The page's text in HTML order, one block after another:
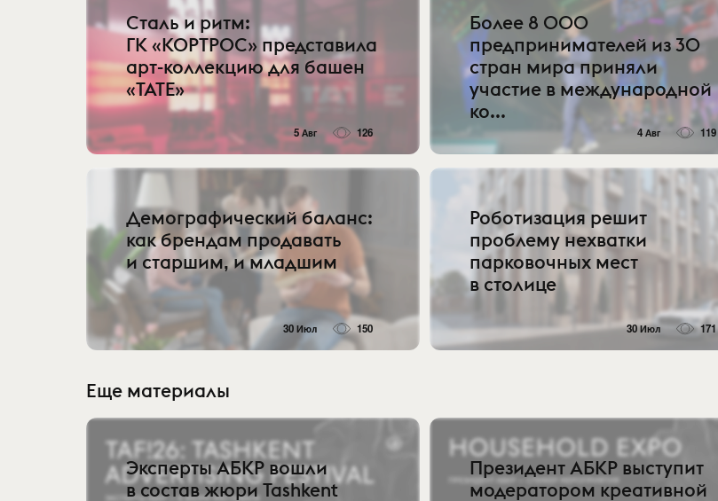
Сталь и ритм:
ГК «КОРТРОС» представила
арт-коллекцию для башен
«TATE»
5 Авг 126
Более 8 000
предпринимателей из 30
стран мира приняли
участие в международной
ко...
4 Авг 119
Демографический баланс:
как брендам продавать
и старшим, и младшим
30 Июл 150
Роботизация решит
проблему нехватки
парковочных мест
в столице
30 Июл 171
Еще материалы
Эксперты АБКР вошли
в состав жюри Tashkent
Президент АБКР выступит
модератором креативной